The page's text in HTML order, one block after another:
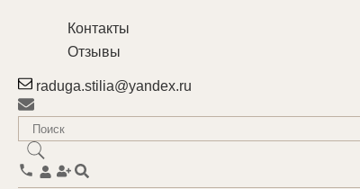
Контакты
Отзывы
raduga.stilia@yandex.ru